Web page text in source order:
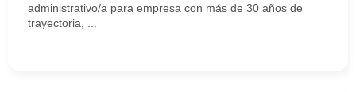
administrativo/a para empresa con más de 30 años de
trayectoria, ...